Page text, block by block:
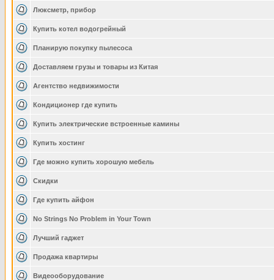
Люксметр, прибор
Купить котел водогрейный
Планирую покупку пылесоса
Доставляем грузы и товары из Китая
Агентство недвижимости
Кондиционер где купить
Купить электрические встроенные камины
Купить хостинг
Где можно купить хорошую мебель
Скидки
Где купить айфон
No Strings No Problem in Your Town
Лучший гаджет
Продажа квартиры
Видеооборудование